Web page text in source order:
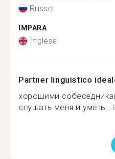
Russo
IMPARA
Inglese
Partner linguistico
хорошими
слушать меня и уметь...